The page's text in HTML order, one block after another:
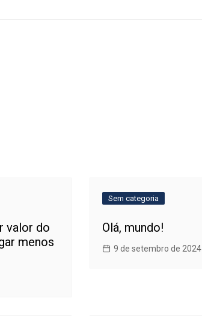
valor do
menos
Sem categoria
Olá, mundo!
9 de setembro de 2024